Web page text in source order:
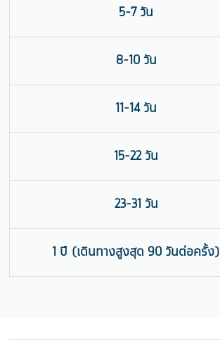
5-7 วัน
8-10 วัน
11-14 วัน
15-22 วัน
23-31 วัน
1 ปี (เดินทางสูงสุด 90 วันต่อครั้ง)